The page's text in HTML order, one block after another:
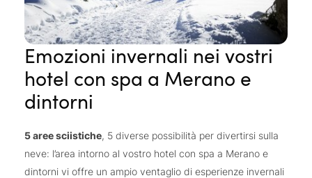
Emozioni invernali nei vostri
hotel con spa a Merano e
dintorni
5 aree sciistiche, 5 diverse possibilità per divertirsi sulla
neve: l’area intorno al vostro hotel con spa a Merano e
dintorni vi offre un ampio ventaglio di esperienze invernali